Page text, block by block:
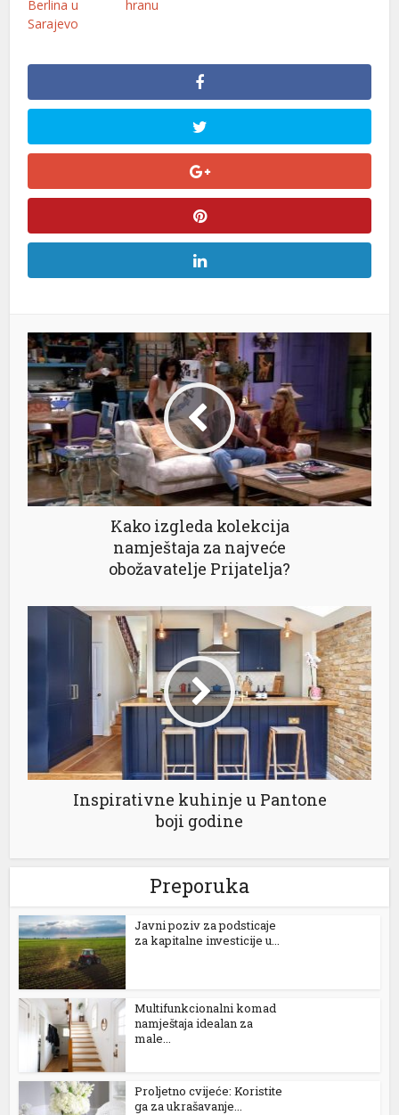
Berlina u
Sarajevo
hranu
Kako izgleda kolekcija
namještaja za najveće
obožavatelje Prijatelja?
Inspirativne kuhinje u Pantone
boji godine
Preporuka
Јavni poziv za podsticaje
za kapitalne investicije u...
Multifunkcionalni komad
namještaja idealan za
male...
Proljetno cvijeće: Koristite
ga za ukrašavanje...